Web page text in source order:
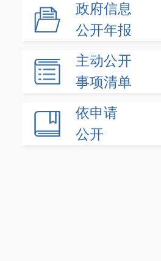
政府信息
公开年报
主动公开
事项清单
依申请
公开